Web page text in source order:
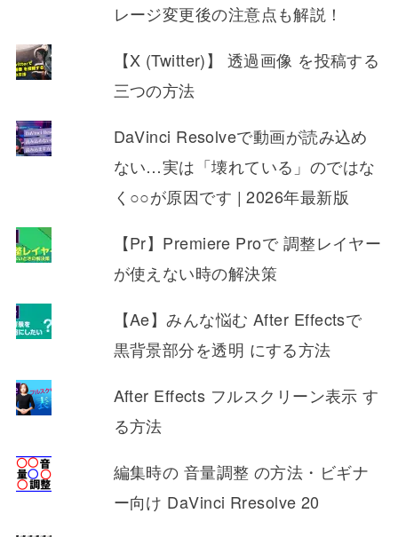
レージ変更後の注意点も解説！
【X (Twitter)】 透過画像 を投稿する
三つの方法
DaVinci Resolveで動画が読み込め
ない…実は「壊れている」のではな
く○○が原因です | 2026年最新版
【Pr】Premiere Proで 調整レイヤー
が使えない時の解決策
【Ae】みんな悩む After Effectsで
黒背景部分を透明 にする方法
After Effects フルスクリーン表示 す
る方法
編集時の 音量調整 の方法・ビギナ
ー向け DaVinci Rresolve 20